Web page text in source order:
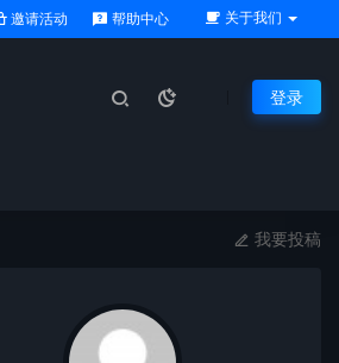
邀请活动 帮助中心 关于我们
登录
我要投稿